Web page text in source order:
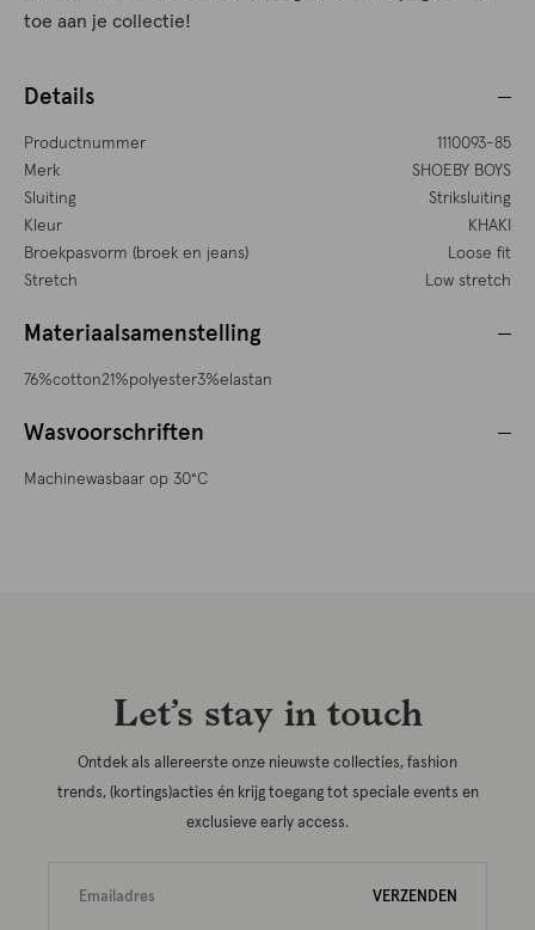
toe aan je collectie!
Details
Productnummer
1110093-85
Merk
SHOEBY BOYS
Sluiting
Striksluiting
Kleur
KHAKI
Broekpasvorm (broek en jeans)
Loose fit
Stretch
Low stretch
Materiaalsamenstelling
76%cotton21%polyester3%elastan
Wasvoorschriften
Machinewasbaar op 30°C
Let’s stay in touch
Ontdek als allereerste onze nieuwste collecties, fashion
trends, (kortings)acties én krijg toegang tot speciale events en
exclusieve early access.
VERZENDEN